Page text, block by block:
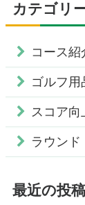
カテゴリ
コース紹
ゴルフ用
スコア向
ラウンド
最近の投稿